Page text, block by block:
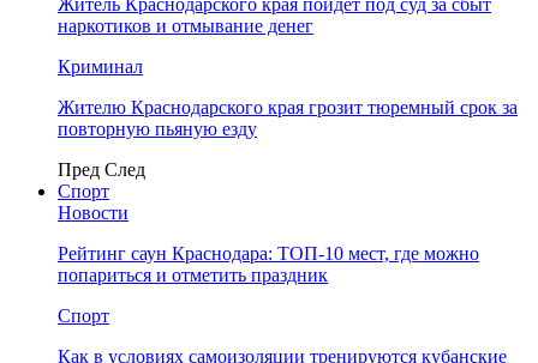
Житель Краснодарского края пойдет под суд за сбыт
наркотиков и отмывание денег
Криминал
Жителю Краснодарского края грозит тюремный срок за
повторную пьяную езду
Пред След
Спорт
Новости
Рейтинг саун Краснодара: ТОП-10 мест, где можно
попариться и отметить праздник
Спорт
Как в условиях самоизоляции тренируются кубанские